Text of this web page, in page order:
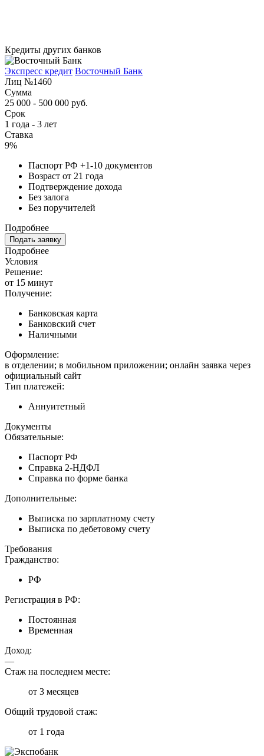
Кредиты других банков
Экспресс кредит Восточный Банк
Лиц №1460
Сумма
25 000 - 500 000 руб.
Срок
1 года - 3 лет
Ставка
9%
Паспорт РФ +1-10 документов
Возраст от 21 года
Подтверждение дохода
Без залога
Без поручителей
Подробнее
Подать заявку
Подробнее
Условия
Решение:
от 15 минут
Получение:
Банковская карта
Банковский счет
Наличными
Оформление:
в отделении; в мобильном приложении; онлайн заявка через
официальный сайт
Тип платежей:
Аннуитетный
Документы
Обязательные:
Паспорт РФ
Справка 2-НДФЛ
Справка по форме банка
Дополнительные:
Выписка по зарплатному счету
Выписка по дебетовому счету
Требования
Гражданство:
РФ
Регистрация в РФ:
Постоянная
Временная
Доход:
—
Стаж на последнем месте:
от 3 месяцев
Общий трудовой стаж:
от 1 года